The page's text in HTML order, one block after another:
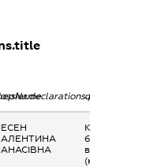
Кінцевий
бенефіціарний
власник
(контролер)